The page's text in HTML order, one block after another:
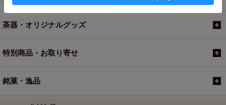
茶器・オリジナルグッズ
特別商品・お取り寄せ
銘菓・逸品